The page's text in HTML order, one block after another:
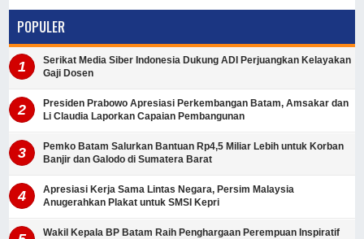
POPULER
Serikat Media Siber Indonesia Dukung ADI Perjuangkan Kelayakan
Gaji Dosen
Presiden Prabowo Apresiasi Perkembangan Batam, Amsakar dan
Li Claudia Laporkan Capaian Pembangunan
Pemko Batam Salurkan Bantuan Rp4,5 Miliar Lebih untuk Korban
Banjir dan Galodo di Sumatera Barat
Apresiasi Kerja Sama Lintas Negara, Persim Malaysia
Anugerahkan Plakat untuk SMSI Kepri
Wakil Kepala BP Batam Raih Penghargaan Perempuan Inspiratif